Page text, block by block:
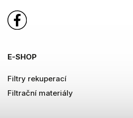
E-SHOP
Filtry rekuperací
Filtrační materiály